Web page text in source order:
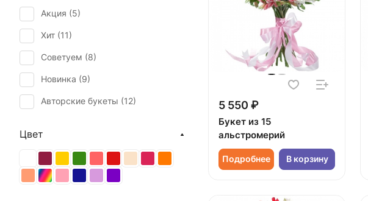
5 550 ₽
Букет из 15
альстромерий
Подробнее В корзину
Акция (5)
Хит (11)
Советуем (8)
Новинка (9)
Авторские букеты (12)
Цвет